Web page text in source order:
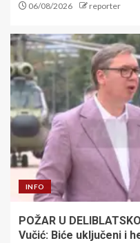
06/08/2026 reporter
INFO
POŽAR U
Vučić: Biće uključeni i